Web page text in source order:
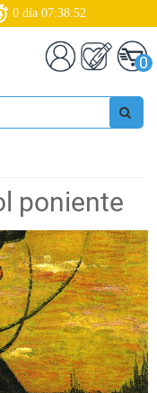
0 día 07:38:51
0
poniente